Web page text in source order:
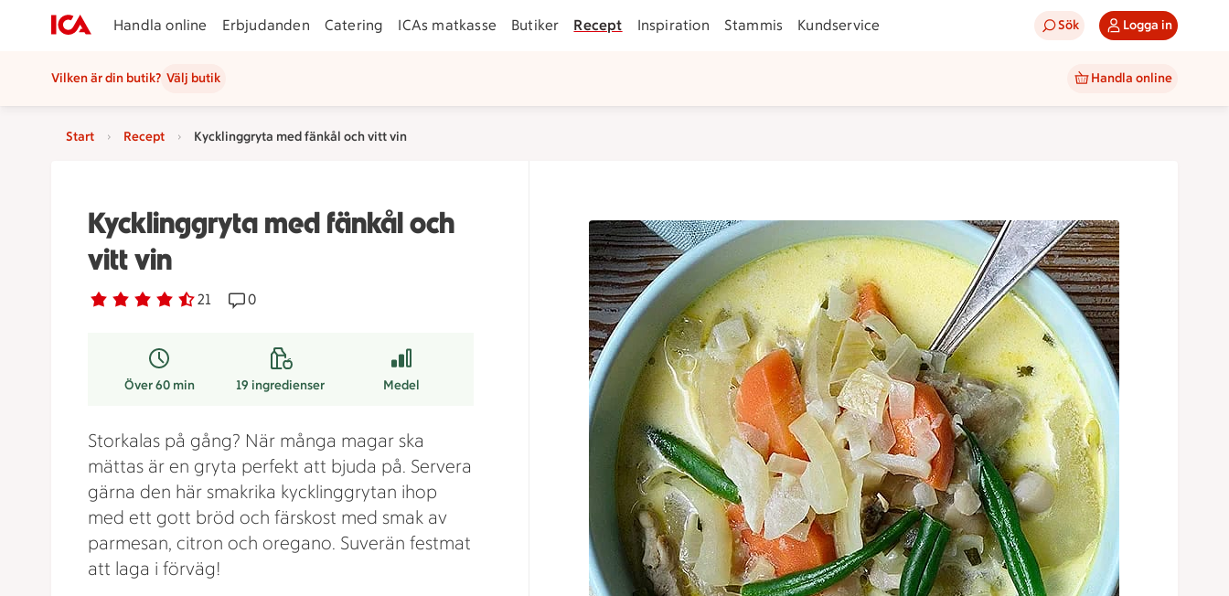
Handla online Erbjudanden Catering ICAs matkasse Butiker Recept Inspiration Stammis Kundservice Sök Logga in
Vilken är din butik? Välj butik Handla online
Start Recept Kycklinggryta med fänkål och vitt vin
Kycklinggryta med fänkål och
vitt vin
Betyg 4.1 av 5. 21
21 personer har röstatReceptet har 0 kommentarer
0
Över 60 min 19ingredienser Medel
Storkalas på gång? När många magar ska
mättas är en gryta perfekt att bjuda på. Servera
gärna den här smakrika kycklinggrytan ihop
med ett gott bröd och färskost med smak av
parmesan, citron och oregano. Suverän festmat
att laga i förväg!